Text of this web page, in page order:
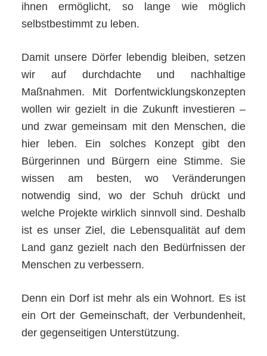
ihnen ermöglicht, so lange wie möglich
selbstbestimmt zu leben.
Damit unsere Dörfer lebendig bleiben, setzen
wir auf durchdachte und nachhaltige
Maßnahmen. Mit Dorfentwicklungskonzepten
wollen wir gezielt in die Zukunft investieren –
und zwar gemeinsam mit den Menschen, die
hier leben. Ein solches Konzept gibt den
Bürgerinnen und Bürgern eine Stimme. Sie
wissen am besten, wo Veränderungen
notwendig sind, wo der Schuh drückt und
welche Projekte wirklich sinnvoll sind. Deshalb
ist es unser Ziel, die Lebensqualität auf dem
Land ganz gezielt nach den Bedürfnissen der
Menschen zu verbessern.
Denn ein Dorf ist mehr als ein Wohnort. Es ist
ein Ort der Gemeinschaft, der Verbundenheit,
der gegenseitigen Unterstützung.